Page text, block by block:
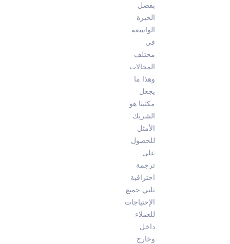
بفضل
الخبرة
الواسعة
في
مختلف
المجالات
وهذا ما
يجعل
مكتبنا هو
الشريك
الأمثل
للحصول
على
ترجمة
احترافية
تلبي جميع
الإحتياجات
للعملاء
داخل
وخارج